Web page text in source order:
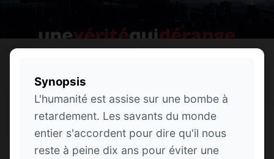
Synopsis
L'humanité est assise sur une bombe à
retardement. Les savants du monde
entier s'accordent pour dire qu'il nous
reste à peine dix ans pour éviter une